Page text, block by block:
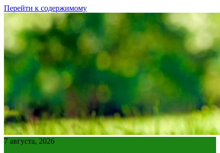
Перейти к содержимому
7 августа, 2026